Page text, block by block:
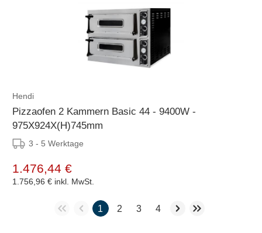
Hendi
Pizzaofen 2 Kammern Basic 44 - 9400W -
975X924X(H)745mm
3 - 5 Werktage
1.476,44 €
1.756,96 € inkl. MwSt.
1 2 3 4